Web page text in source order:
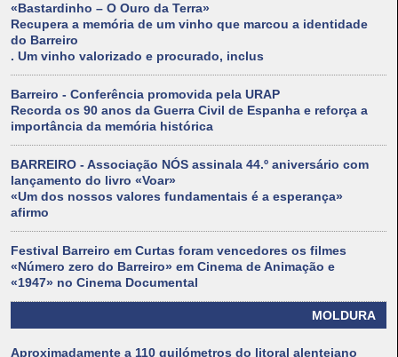
«Bastardinho – O Ouro da Terra»
Recupera a memória de um vinho que marcou a identidade
do Barreiro
. Um vinho valorizado e procurado, inclus
Barreiro - Conferência promovida pela URAP
Recorda os 90 anos da Guerra Civil de Espanha e reforça a
importância da memória histórica
BARREIRO - Associação NÓS assinala 44.º aniversário com
lançamento do livro «Voar»
«Um dos nossos valores fundamentais é a esperança»
afirmo
Festival Barreiro em Curtas foram vencedores os filmes
«Número zero do Barreiro» em Cinema de Animação e
«1947» no Cinema Documental
MOLDURA
Aproximadamente a 110 quilómetros do litoral alentejano